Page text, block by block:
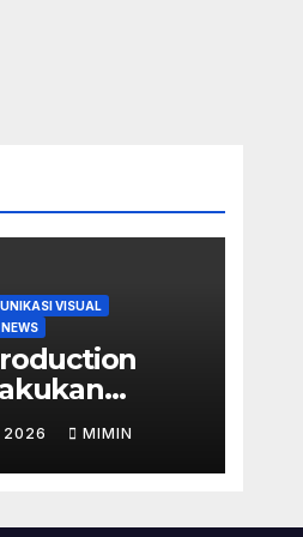
VISUAL
Tugas
TKKR
2026 MIMIN